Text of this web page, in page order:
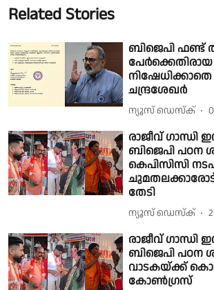
Related Stories
ബിജെപി ഫണ്ട്
നിഷേധിക്കാതെ
ചന്ദ്രശേഖർ
ന്യൂസ് ഡെസ്ക്
രാജീവ് ഗാന്ധി
ബിജെപി പഠന
കെപിസിസി
തേടി
ന്യൂസ് ഡെസ്ക്
രാജീവ് ഗാന്ധി
ബിജെപി പഠന
വാടകയ്ക്ക്
കോൺഗ്രസ്